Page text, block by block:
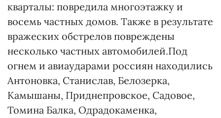
кварталы: повредила многоэтажку и
восемь частных домов. Также в результате
вражеских обстрелов повреждены
несколько частных автомобилей.Под
огнем и авиаударами россиян находились
Антоновка, Станислав, Белозерка,
Камышаны, Приднепровское, Садовое,
Томина Балка, Одрадокаменка,